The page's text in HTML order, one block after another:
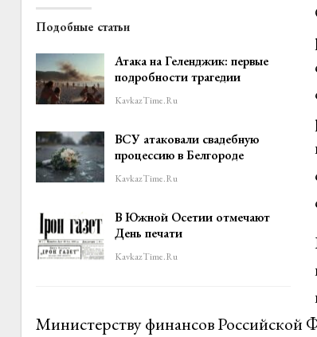
Подобные статьи
Атака на Геленджик: первые
подробности трагедии
KavkazTime.ru
ВСУ атаковали свадебную
процессию в Белгороде
KavkazTime.ru
В Южной Осетии отмечают
День печати
KavkazTime.ru
Министерству финансов Российской